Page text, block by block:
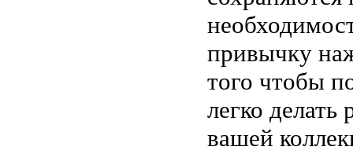
привычку
того чтобы
легко
вашей